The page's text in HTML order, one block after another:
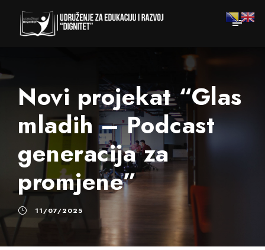
Novi projekat “Glas
mladih – Podcast
generacija za
promjene”
11/07/2025